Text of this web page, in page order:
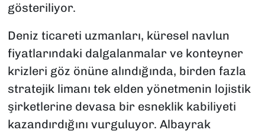
gösteriliyor.
Deniz ticareti uzmanları, küresel navlun
fiyatlarındaki dalgalanmalar ve konteyner
krizleri göz önüne alındığında, birden fazla
stratejik limanı tek elden yönetmenin lojistik
şirketlerine devasa bir esneklik kabiliyeti
kazandırdığını vurguluyor. Albayrak